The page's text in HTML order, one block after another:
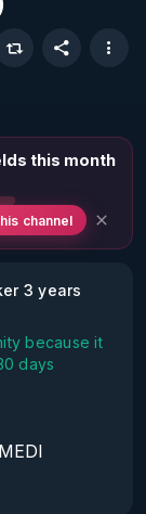
this month
channel
3 years
because it
days